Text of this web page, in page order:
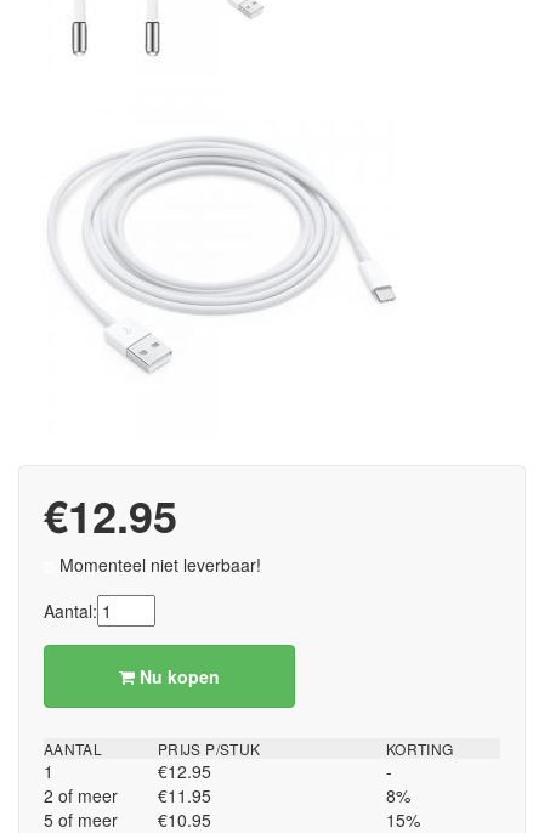
€12.95
Momenteel niet leverbaar!
Aantal:
Nu kopen
AANTAL
1
2 of meer
5 of meer
PRIJS P/STUK
€12.95
€11.95
€10.95
KORTING
-
8%
15%